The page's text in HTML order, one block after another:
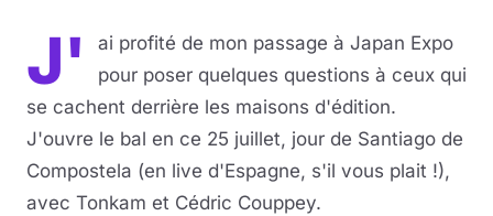
J'
ai profité de mon passage à Japan Expo
pour poser quelques questions à ceux qui
se cachent derrière les maisons d'édition.
J'ouvre le bal en ce 25 juillet, jour de Santiago de
Compostela (en live d'Espagne, s'il vous plait !),
avec Tonkam et Cédric Couppey.